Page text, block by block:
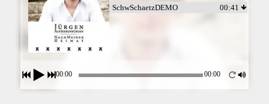
SchwSchaetzDEMO 00:41
00:00 00:00